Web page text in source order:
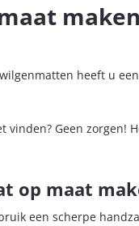
maken
heeft u
Geen zorgen!
op maat
een scherpe